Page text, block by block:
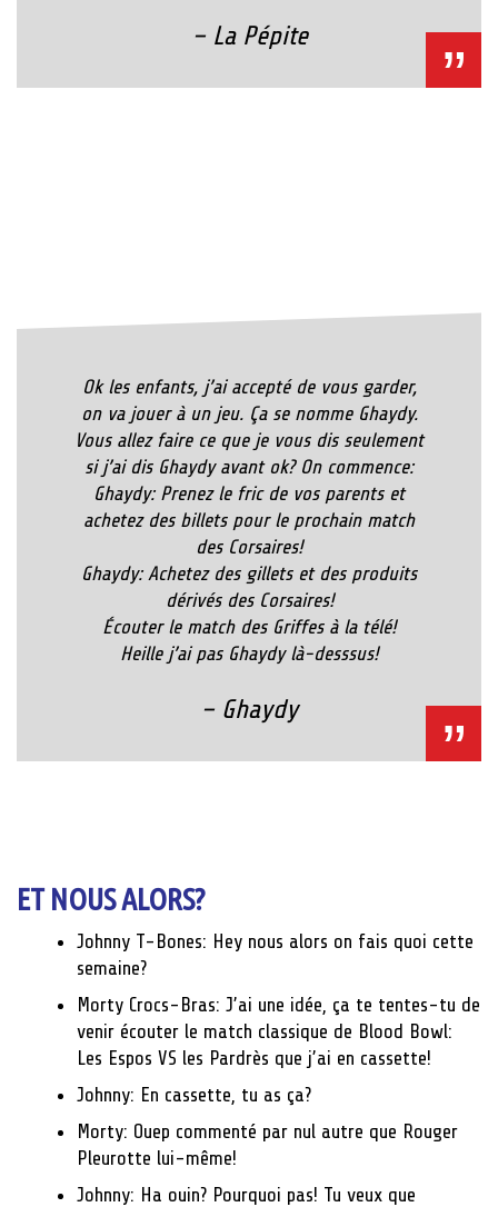
– La Pépite
Ok les enfants, j’ai accepté de vous garder,
on va jouer à un jeu. Ça se nomme Ghaydy.
Vous allez faire ce que je vous dis seulement
si j’ai dis Ghaydy avant ok? On commence:
Ghaydy: Prenez le fric de vos parents et
achetez des billets pour le prochain match
des Corsaires!
Ghaydy: Achetez des gillets et des produits
dérivés des Corsaires!
Écouter le match des Griffes à la télé!
Heille j’ai pas Ghaydy là-desssus!
– Ghaydy
ET NOUS ALORS?
Johnny T-Bones: Hey nous alors on fais quoi cette
semaine?
Morty Crocs-Bras: J’ai une idée, ça te tentes-tu de
venir écouter le match classique de Blood Bowl:
Les Espos VS les Pardrès que j’ai en cassette!
Johnny: En cassette, tu as ça?
Morty: Ouep commenté par nul autre que Rouger
Pleurotte lui-même!
Johnny: Ha ouin? Pourquoi pas! Tu veux que